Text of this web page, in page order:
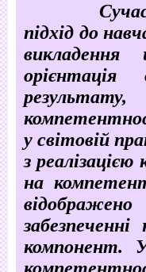
підхід до
викладення
у світовій
з
на
компонент. У